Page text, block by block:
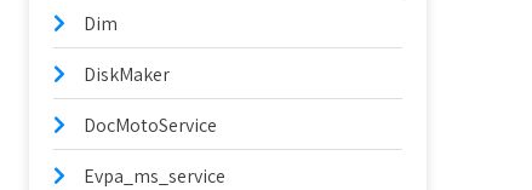
Dim
DiskMaker
DocMotoService
Evpa_ms_service